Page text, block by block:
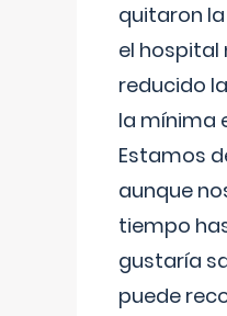
quitaron
el hospital
reducido
la mínima
Estamos
aunque
tiempo
gustaría
puede